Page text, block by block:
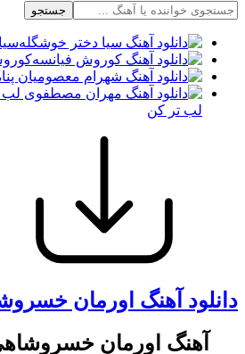
جستجو
لب تر کن
دانلود آهنگ اورمان
آهنگ اورمان